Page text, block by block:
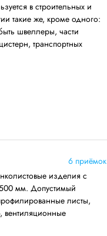
в строительных и
такие же, кроме одного:
швеллеры, части
транспортных
6 приёмок
изделия с
мм. Допустимый
листы,
вентиляционные